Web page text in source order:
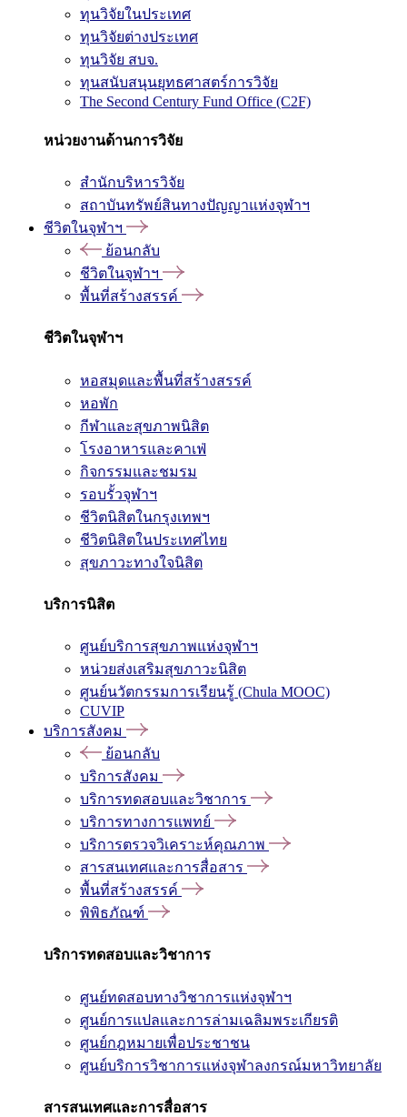
ทุนวิจัยในประเทศ
ทุนวิจัยต่างประเทศ
ทุนวิจัย สบจ.
ทุนสนับสนุนยุทธศาสตร์การวิจัย
The Second Century Fund Office (C2F)
หน่วยงานด้านการวิจัย
สำนักบริหารวิจัย
สถาบันทรัพย์สินทางปัญญาแห่งจุฬาฯ
ชีวิตในจุฬาฯ
ย้อนกลับ
ชีวิตในจุฬาฯ
พื้นที่สร้างสรรค์
ชีวิตในจุฬาฯ
หอสมุดและพื้นที่สร้างสรรค์
หอพัก
กีฬาและสุขภาพนิสิต
โรงอาหารและคาเฟ่
กิจกรรมและชมรม
รอบรั้วจุฬาฯ
ชีวิตนิสิตในกรุงเทพฯ
ชีวิตนิสิตในประเทศไทย
สุขภาวะทางใจนิสิต
บริการนิสิต
ศูนย์บริการสุขภาพแห่งจุฬาฯ
หน่วยส่งเสริมสุขภาวะนิสิต
ศูนย์นวัตกรรมการเรียนรู้ (Chula MOOC)
CUVIP
บริการสังคม
ย้อนกลับ
บริการสังคม
บริการทดสอบและวิชาการ
บริการทางการแพทย์
บริการตรวจวิเคราะห์คุณภาพ
สารสนเทศและการสื่อสาร
พื้นที่สร้างสรรค์
พิพิธภัณฑ์
บริการทดสอบและวิชาการ
ศูนย์ทดสอบทางวิชาการแห่งจุฬาฯ
ศูนย์การแปลและการล่ามเฉลิมพระเกียรติ
ศูนย์กฎหมายเพื่อประชาชน
ศูนย์บริการวิชาการแห่งจุฬาลงกรณ์มหาวิทยาลัย
สารสนเทศและการสื่อสาร